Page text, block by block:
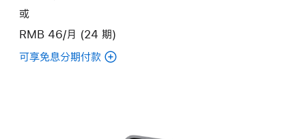
或
RMB 46/月 (24 期)
可享免息分期付款 (Logitech